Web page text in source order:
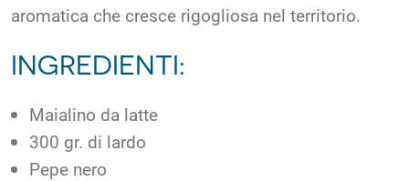
aromatica che cresce rigogliosa nel territorio.
INGREDIENTI:
Maialino da latte
300 gr. di lardo
Pepe nero